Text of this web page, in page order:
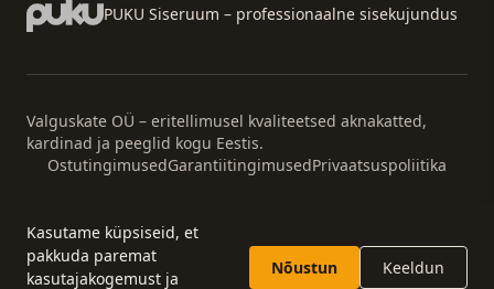
PUKU Siseruum – professionaalne sisekujundus
Valguskate OÜ – eritellimusel kvaliteetsed aknakatted,
kardinad ja peeglid kogu Eestis.
OstutingimusedGarantiitingimusedPrivaatsuspoliitika
Veebiarendus: Rahanetis
Kasutame küpsiseid, et
pakkuda paremat
kasutajakogemust ja
Nõustun Keeldun